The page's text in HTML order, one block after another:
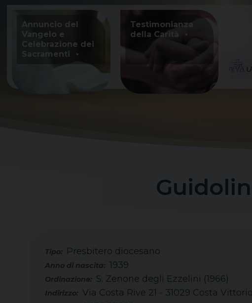
content
Annuncio del
Vangelo e
Celebrazione dei
Sacramenti
Testimonianza
della Carità
Tipo:
Presbitero diocesano
1939
S. Zenone degli Ezzelini (1966)
Via Costa Rive 21 - 31029 Costa